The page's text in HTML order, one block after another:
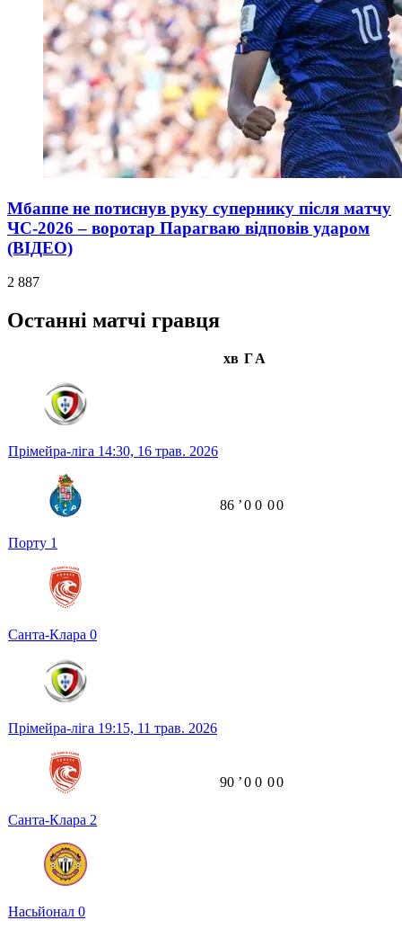
Мбаппе не потиснув руку супернику після матчу
ЧС-2026 – воротар Парагваю відповів ударом
(ВІДЕО)
2 887
Останні матчі гравця
хв ГА
Прімейра-ліга 14:30, 16 трав. 2026
Порту 1
Санта-Клара 0
86 ʼ0 0 00
Прімейра-ліга 19:15, 11 трав. 2026
Санта-Клара 2
Насьйонал 0
90 ʼ0 0 00